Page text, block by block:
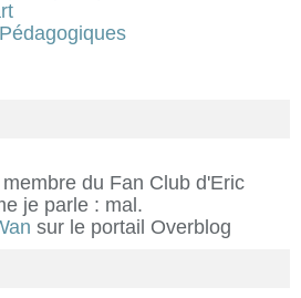
du Fan Club d'Eric
je parle : mal.
sur le portail Overblog